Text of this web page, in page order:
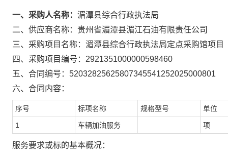
一、采购人名称： 湄潭县综合行政执法局
二、供应商名称： 贵州省湄潭县湄江石油有限责任公司
三、采购项目名称： 湄潭县综合行政执法局定点采购馆项目
四、采购项目编号： 2921351000000598460
五、合同编号： 52032825625807345541252025000801
六、合同内容：
序号 标项名称 规格型号 单位
1 车辆加油服务 项
服务要求或标的基本概况：